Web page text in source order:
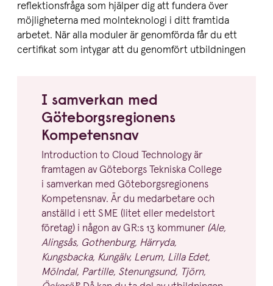
reflektionsfråga som hjälper dig att fundera över
möjligheterna med molnteknologi i ditt framtida
arbetet. När alla moduler är genomförda får du ett
certifikat som intygar att du genomfört utbildningen
I samverkan med
Göteborgs­re­gi­onens
Kompetensnav
Intro­duction to Cloud Technology är
framtagen av Göteborgs Tekniska College
i samverkan med Göteborgs­re­gi­onens
Kompe­tensnav. Är du medarbetare och
anställd i ett SME (litet eller medelstort
företag) i någon av GR:s13 kommuner (Ale,
Alingsås, Gothenburg, Härryda,
Kungsbacka, Kungälv, Lerum, Lilla Edet,
Mölndal, Partille, Stenungsund, Tjörn,